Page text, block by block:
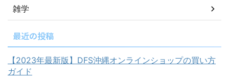
雑学
最近の投稿
【2023年最新版】DFS沖縄オンラインショップの買い方
ガイド